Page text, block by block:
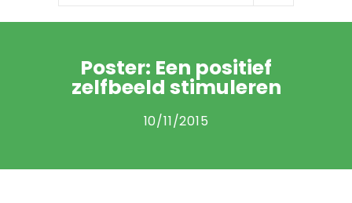
Home
Info & tips
-- Onzeker kind
-- Negatief zelfbeeld
Poster: Een positief
zelfbeeld stimuleren
10/11/2015